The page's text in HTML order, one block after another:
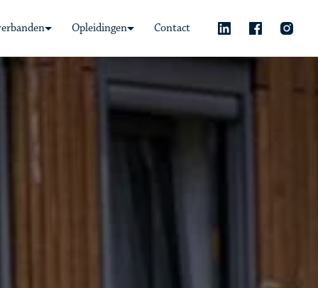
Opleidingen Contact